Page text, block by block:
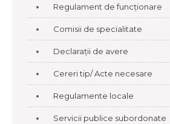
Regulament de funcționare
Comisii de specialitate
Declarații de avere
Cereri tip/ Acte necesare
Regulamente locale
Servicii publice subordonate